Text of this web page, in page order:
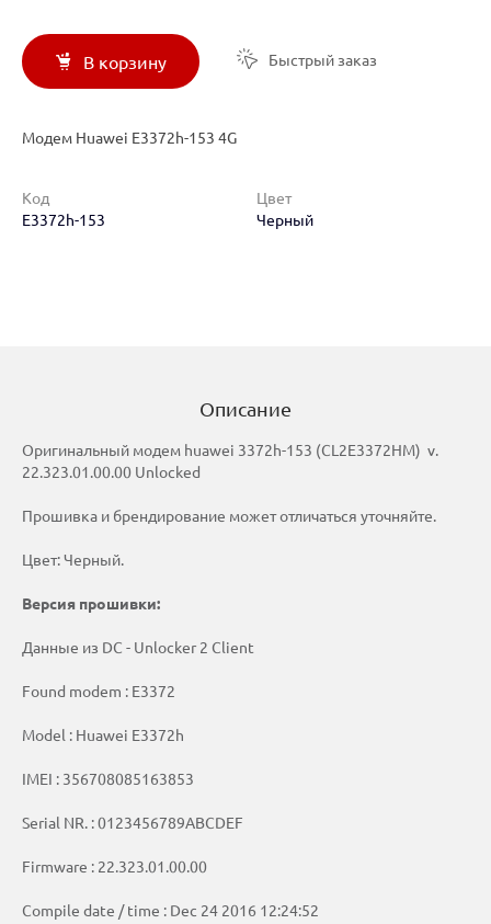
В корзину Быстрый заказ
Модем Huawei E3372h-153 4G
Код
E3372h-153
Цвет
Черный
Описание
Оригинальный модем huawei 3372h-153 (CL2E3372HM) v.
22.323.01.00.00 Unlocked
Прошивка и брендирование может отличаться уточняйте.
Цвет: Черный.
Версия прошивки:
Данные из DC - Unlocker 2 Client
Found modem : E3372
Model : Huawei E3372h
IMEI : 356708085163853
Serial NR. : 0123456789ABCDEF
Firmware : 22.323.01.00.00
Compile date / time : Dec 24 2016 12:24:52